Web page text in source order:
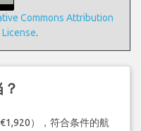
Commons Attribution
.
），符合条件的航